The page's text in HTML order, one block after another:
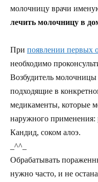
молочницу врачи
лечить молочницу в
При появлении первых
необходимо
Возбудитель
подходящие в
медикаменты, которые
наружного применения:
Кандид, соком алоэ.
_^^_
Обрабатывать
нужно часто, и не